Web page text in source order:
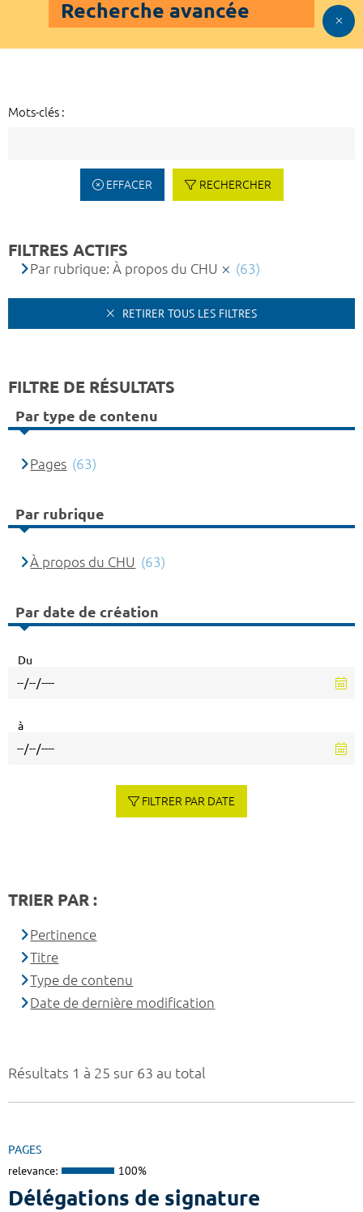
Recherche avancée
Mots-clés :
EFFACER RECHERCHER
Résultats 1 à 25 sur 63 au total
PAGES
relevance: 100%
Délégations de signature
FILTRES ACTIFS
Par rubrique: À propos du CHU (63)
RETIRER TOUS LES FILTRES
FILTRE DE RÉSULTATS
Par type de contenu
Pages (63)
Par rubrique
À propos du CHU (63)
Par date de création
Du
à
FILTRER PAR DATE
TRIER PAR :
Pertinence
Titre
Type de contenu
Date de dernière modification